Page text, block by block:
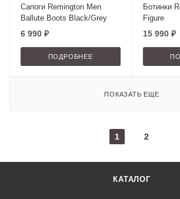
Сапоги Remington Men
Вallute Boots Black/Grey
6 990 ₽
ПОДРОБНЕЕ
Ботинки
Figure
15 990 ₽
ПОКАЗАТЬ ЕЩЕ
1 2
КАТАЛОГ